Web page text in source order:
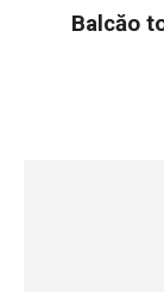
Balcăo